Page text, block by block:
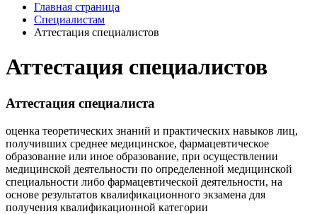
Главная страница
Специалистам
Аттестация специалистов
Аттестация специалистов
Аттестация специалиста
оценка теоретических знаний и практических навыков лиц,
получивших среднее медицинское, фармацевтическое
образование или иное образование, при осуществлении
медицинской деятельности по определенной медицинской
специальности либо фармацевтической деятельности, на
основе результатов квалификационного экзамена для
получения квалификационной категории